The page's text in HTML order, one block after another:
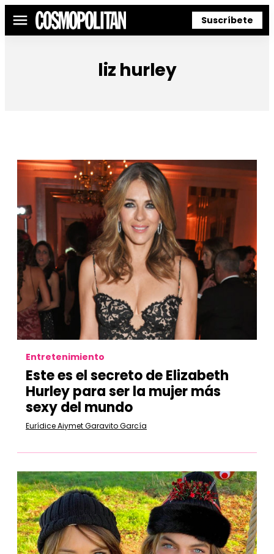
Menú Suscríbete
liz hurley
Entretenimiento
Este es el secreto de Elizabeth
Hurley para ser la mujer más
sexy del mundo
Eurídice Aiymet Garavito García